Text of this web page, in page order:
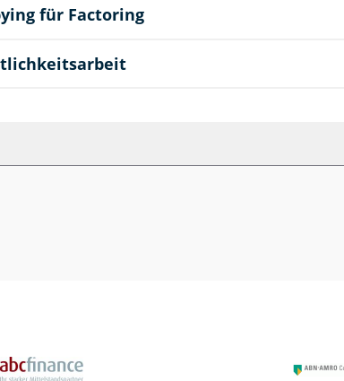
für Factoring